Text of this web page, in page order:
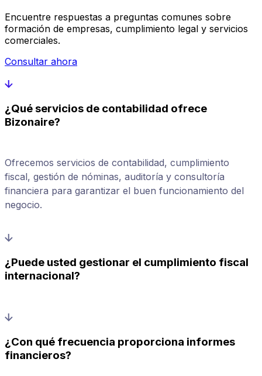
Encuentre respuestas a preguntas comunes sobre
formación de empresas, cumplimiento legal y servicios
comerciales.
Consultar ahora
¿Qué servicios de contabilidad ofrece
Bizonaire?
Ofrecemos servicios de contabilidad, cumplimiento
fiscal, gestión de nóminas, auditoría y consultoría
financiera para garantizar el buen funcionamiento del
negocio.
¿Puede usted gestionar el cumplimiento fiscal
internacional?
¿Con qué frecuencia proporciona informes
financieros?